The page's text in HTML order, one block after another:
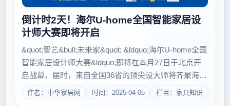
倒计时2天！海尔U-home全国智能家居设
计师大赛即将开启
&quot;智艺&bull;未来家&quot; &ldquo;海尔U-home全国
智能家居设计师大赛&ldquo;即将在本月27日于北京开
启战幕，届时，来自全国36省的顶尖设大师将齐聚海尔
U-home平台，立足于业界超强产业联盟支持，在设计
师大咖和国际顶尖家具品牌专属设计师指导下，展...
作者：中华家居网 时间：2025-04-05 栏目：家具知识